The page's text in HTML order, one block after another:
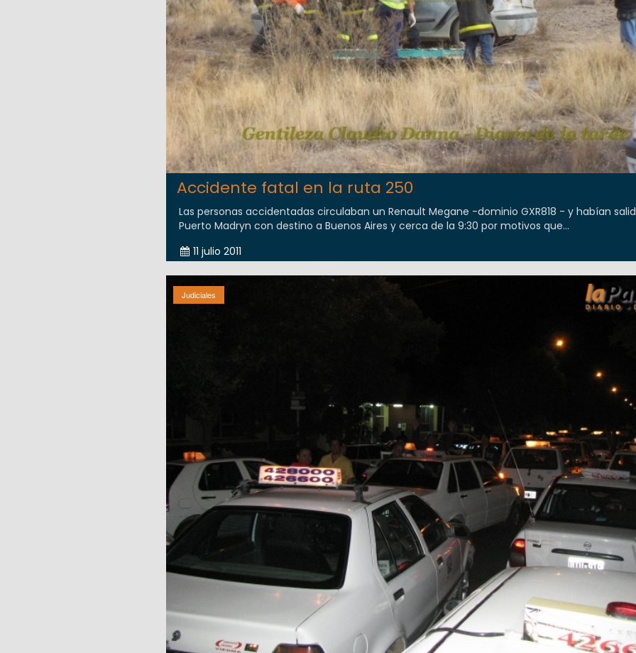
Accidente fatal en la ruta 250
Las personas accidentadas circulaban un Renault Megane -dominio GXR818 - y habían
Puerto Madryn con destino a Buenos Aires y cerca de la 9:30 por motivos que...
11 julio 2011
Judiciales